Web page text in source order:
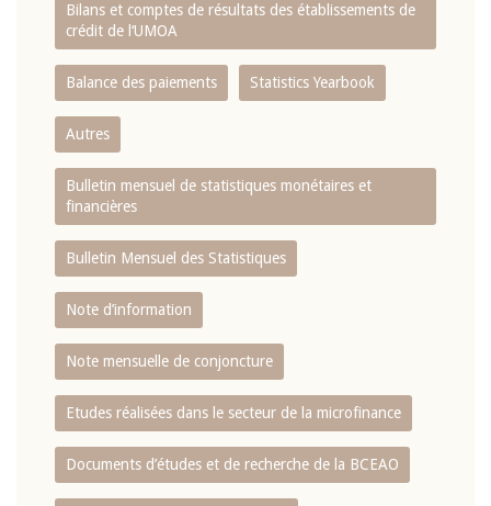
Bilans et comptes de résultats des établissements de
crédit de l‘UMOA
Balance des paiements Statistics Yearbook
Autres
Bulletin mensuel de statistiques monétaires et
financières
Bulletin Mensuel des Statistiques
Note d’information
Note mensuelle de conjoncture
Etudes réalisées dans le secteur de la microfinance
Documents d’études et de recherche de la BCEAO